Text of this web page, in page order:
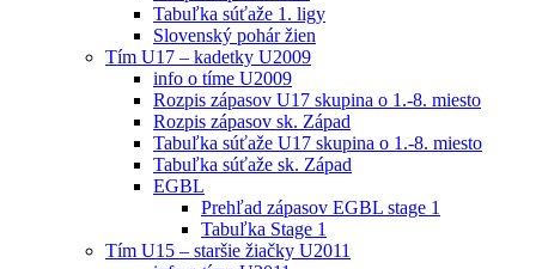
Tabuľka súťaže 1. ligy
Slovenský pohár žien
Tím U17 – kadetky U2009
info o tíme U2009
Rozpis zápasov U17 skupina o 1.-8. miesto
Rozpis zápasov sk. Západ
Tabuľka súťaže U17 skupina o 1.-8. miesto
Tabuľka súťaže sk. Západ
EGBL
Prehľad zápasov EGBL stage 1
Tabuľka Stage 1
Tím U15 – staršie žiačky U2011